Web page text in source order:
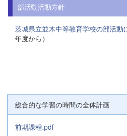
部活動活動方針
茨城県立並木中等教育学校の部活動
年度から）
総合的な学習の時間の全体計画
前期課程.pdf